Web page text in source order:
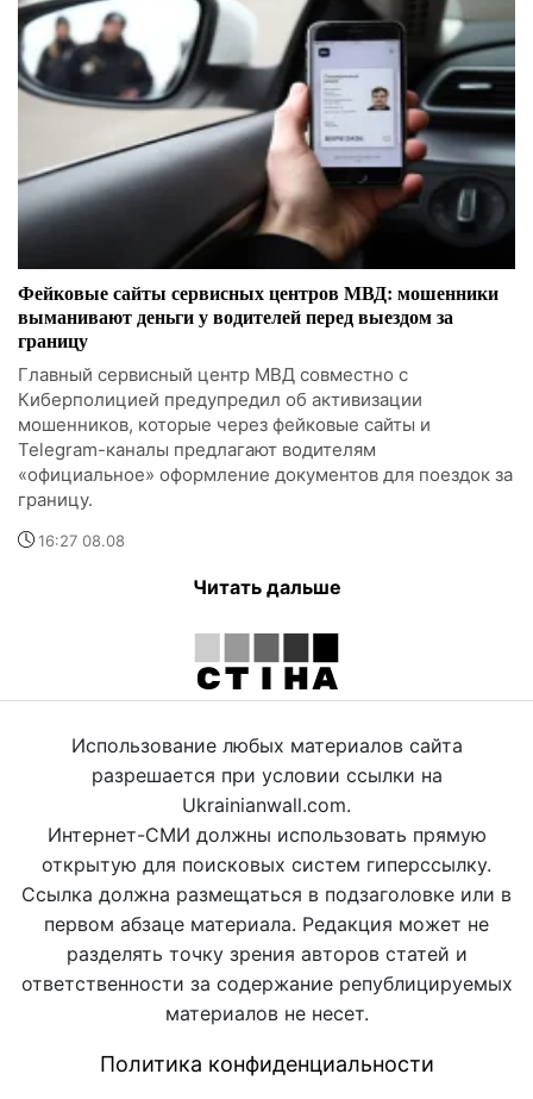
Фейковые сайты сервисных центров МВД: мошенники
выманивают деньги у водителей перед выездом за
границу
Главный сервисный центр МВД совместно с
Киберполицией предупредил об активизации
мошенников, которые через фейковые сайты и
Telegram-каналы предлагают водителям
«официальное» оформление документов для поездок за
границу.
16:27 08.08
Читать дальше
Использование любых материалов сайта
разрешается при условии ссылки на
Ukrainianwall.com.
Интернет-СМИ должны использовать прямую
открытую для поисковых систем гиперссылку.
Ссылка должна размещаться в подзаголовке или в
первом абзаце материала. Редакция может не
разделять точку зрения авторов статей и
ответственности за содержание републицируемых
материалов не несет.
Политика конфиденциальности